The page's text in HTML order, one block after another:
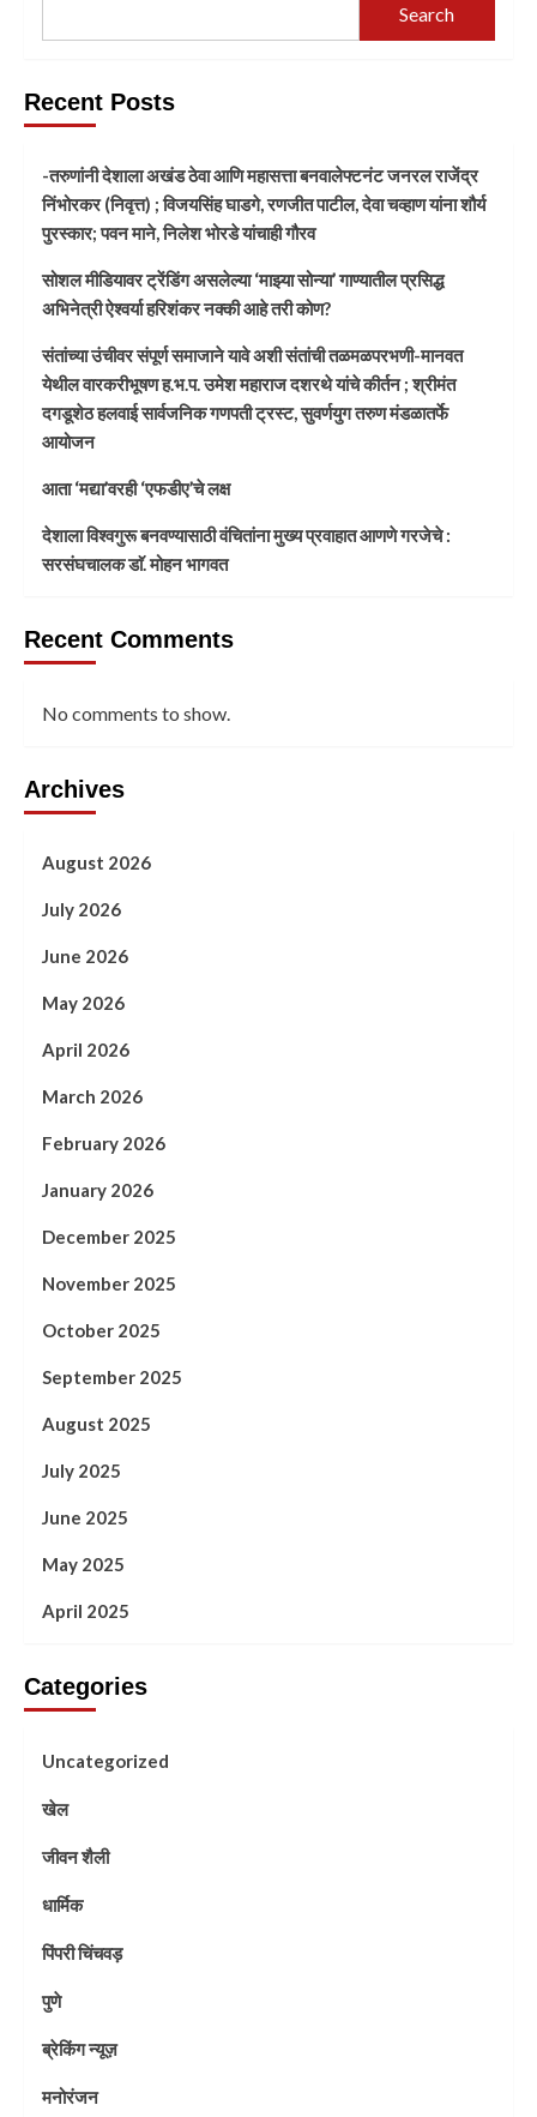
Search
Recent Posts
-तरुणांनी देशाला अखंड ठेवा आणि महासत्ता बनवालेफ्टनंट जनरल राजेंद्र
निंभोरकर (निवृत्त) ; विजयसिंह घाडगे, रणजीत पाटील, देवा चव्हाण यांना शौर्य
पुरस्कार; पवन माने, निलेश भोरडे यांचाही गौरव
सोशल मीडियावर ट्रेंडिंग असलेल्या ‘माझ्या सोन्या’ गाण्यातील प्रसिद्ध
अभिनेत्री ऐश्वर्या हरिशंकर नक्की आहे तरी कोण?
संतांच्या उंचीवर संपूर्ण समाजाने यावे अशी संतांची तळमळपरभणी-मानवत
येथील वारकरीभूषण ह.भ.प. उमेश महाराज दशरथे यांचे कीर्तन ; श्रीमंत
दगडूशेठ हलवाई सार्वजनिक गणपती ट्रस्ट, सुवर्णयुग तरुण मंडळातर्फे
आयोजन
आता ‘मद्या’वरही ‘एफडीए’चे लक्ष
देशाला विश्वगुरू बनवण्यासाठी वंचितांना मुख्य प्रवाहात आणणे गरजेचे :
सरसंघचालक डाॅ. मोहन भागवत
Recent Comments
No comments to show.
Archives
August 2026
July 2026
June 2026
May 2026
April 2026
March 2026
February 2026
January 2026
December 2025
November 2025
October 2025
September 2025
August 2025
July 2025
June 2025
May 2025
April 2025
Categories
Uncategorized
खेल
जीवन शैली
धार्मिक
पिंपरी चिंचवड़
पुणे
ब्रेकिंग न्यूज़
मनोरंजन